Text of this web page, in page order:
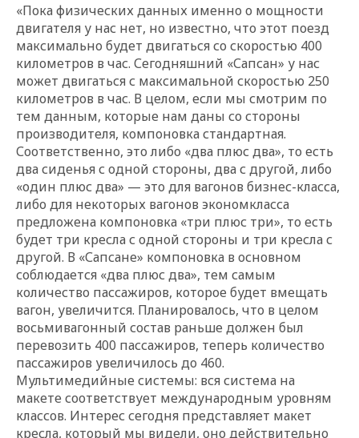
«Пока физических данных именно о мощности
двигателя у нас нет, но известно, что этот поезд
максимально будет двигаться со скоростью 400
километров в час. Сегодняшний «Сапсан» у нас
может двигаться с максимальной скоростью 250
километров в час. В целом, если мы смотрим по
тем данным, которые нам даны со стороны
производителя, компоновка стандартная.
Соответственно, это либо «два плюс два», то есть
два сиденья с одной стороны, два с другой, либо
«один плюс два» — это для вагонов бизнес-класса,
либо для некоторых вагонов экономкласса
предложена компоновка «три плюс три», то есть
будет три кресла с одной стороны и три кресла с
другой. В «Сапсане» компоновка в основном
соблюдается «два плюс два», тем самым
количество пассажиров, которое будет вмещать
вагон, увеличится. Планировалось, что в целом
восьмивагонный состав раньше должен был
перевозить 400 пассажиров, теперь количество
пассажиров увеличилось до 460.
Мультимедийные системы: вся система на
макете соответствует международным уровням
классов. Интерес сегодня представляет макет
кресла, который мы видели, оно действительно